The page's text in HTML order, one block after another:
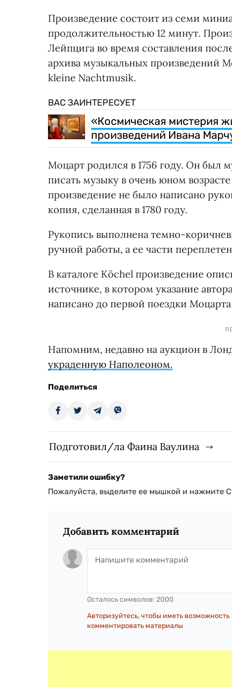
Произведение состоит из семи
продолжительностью 12 минут.
Лейпцига во время составления
архива музыкальных произведений
kleine Nachtmusik.
ВАС ЗАИНТЕРЕСУЕТ
«Космическая мистерия
произведений Ивана
Моцарт родился в 1756 году. Он был
писать музыку в очень юном
произведение не было написано
копия, сделанная в 1780 году.
Рукопись выполнена темно-
ручной работы, а ее части
В каталоге Köchel произведение
источнике, в котором указание
написано до первой поездки
Напомним, недавно на аукцион в
украденную Наполеоном.
Поделиться
Подготовил/ла Фаина Ваулина
Заметили ошибку?
Пожалуйста, выделите ее мышкой и нажмите
Добавить комментарий
Осталось символов: 2000
Авторизуйтесь, чтобы иметь возможность
комментировать материалы